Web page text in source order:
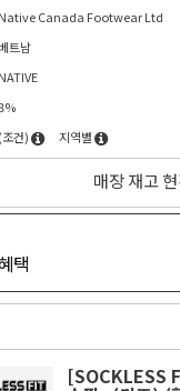
Native Canada Footwear Ltd
베트남
NATIVE
(조건)
지역별
매장 재고
택
[SOCKLESS